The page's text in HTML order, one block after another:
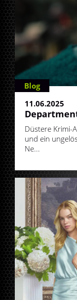
Blog
11.06.2025
Düstere Krimi-
und ein
Ne...